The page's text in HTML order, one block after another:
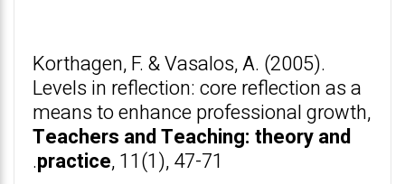
Korthagen, F. & Vasalos, A. (2005).
Levels in reflection: core reflection as a
means to enhance professional growth,
Teachers and Teaching: theory and
practice, 11(1), 47-71.